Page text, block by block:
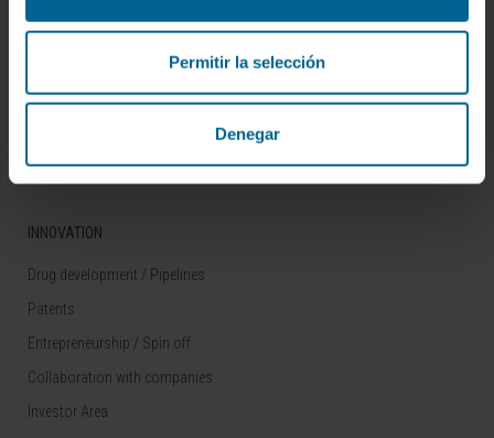
Permitir la selección
Denegar
Our Researchers
Technology platforms
INNOVATION
Drug development / Pipelines
Patents
Entrepreneurship / Spin off
Collaboration with companies
Investor Area